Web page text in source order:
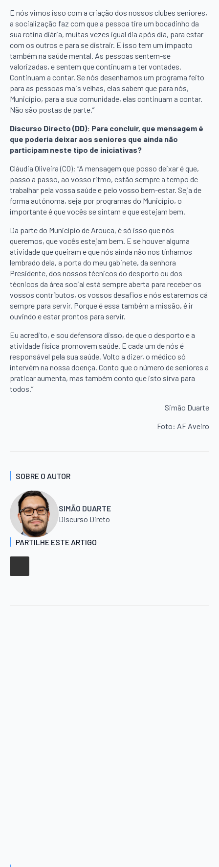
E nós vimos isso com a criação dos nossos clubes seniores,
a socialização faz com que a pessoa tire um bocadinho da
sua rotina diária, muitas vezes igual dia após dia, para estar
com os outros e para se distrair. E isso tem um impacto
também na saúde mental. As pessoas sentem-se
valorizadas, e sentem que continuam a ter vontades.
Continuam a contar. Se nós desenhamos um programa feito
para as pessoas mais velhas, elas sabem que para nós,
Município, para a sua comunidade, elas continuam a contar.
Não são postas de parte.”
Discurso Directo (DD): Para concluir, que mensagem é
que poderia deixar aos seniores que ainda não
participam neste tipo de iniciativas?
Cláudia Oliveira (CO): “A mensagem que posso deixar é que,
passo a passo, ao vosso ritmo, estão sempre a tempo de
trabalhar pela vossa saúde e pelo vosso bem-estar. Seja de
forma autónoma, seja por programas do Município, o
importante é que vocês se sintam e que estejam bem.
Da parte do Município de Arouca, é só isso que nós
queremos, que vocês estejam bem. E se houver alguma
atividade que queiram e que nós ainda não nos tínhamos
lembrado dela, a porta do meu gabinete, da senhora
Presidente, dos nossos técnicos do desporto ou dos
técnicos da área social está sempre aberta para receber os
vossos contributos, os vossos desafios e nós estaremos cá
sempre para servir. Porque é essa também a missão, é ir
ouvindo e estar prontos para servir.
Eu acredito, e sou defensora disso, de que o desporto e a
atividade física promovem saúde. E cada um de nós é
responsável pela sua saúde. Volto a dizer, o médico só
intervém na nossa doença. Conto que o número de seniores a
praticar aumenta, mas também conto que isto sirva para
todos.”
Simão Duarte
Foto: AF Aveiro
SOBRE O AUTOR
SIMÃO DUARTE
Discurso Direto
PARTILHE ESTE ARTIGO